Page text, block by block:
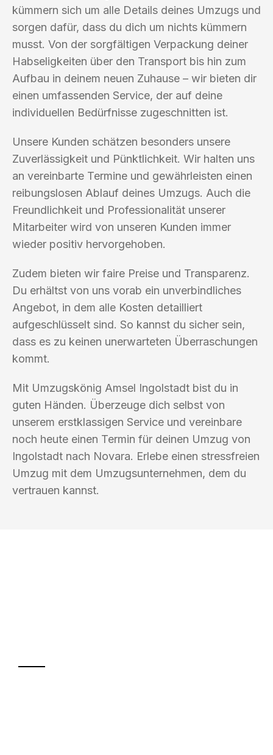
kümmern sich um alle Details deines Umzugs und
sorgen dafür, dass du dich um nichts kümmern
musst. Von der sorgfältigen Verpackung deiner
Habseligkeiten über den Transport bis hin zum
Aufbau in deinem neuen Zuhause – wir bieten dir
einen umfassenden Service, der auf deine
individuellen Bedürfnisse zugeschnitten ist.
Unsere Kunden schätzen besonders unsere
Zuverlässigkeit und Pünktlichkeit. Wir halten uns
an vereinbarte Termine und gewährleisten einen
reibungslosen Ablauf deines Umzugs. Auch die
Freundlichkeit und Professionalität unserer
Mitarbeiter wird von unseren Kunden immer
wieder positiv hervorgehoben.
Zudem bieten wir faire Preise und Transparenz.
Du erhältst von uns vorab ein unverbindliches
Angebot, in dem alle Kosten detailliert
aufgeschlüsselt sind. So kannst du sicher sein,
dass es zu keinen unerwarteten Überraschungen
kommt.
Mit Umzugskönig Amsel Ingolstadt bist du in
guten Händen. Überzeuge dich selbst von
unserem erstklassigen Service und vereinbare
noch heute einen Termin für deinen Umzug von
Ingolstadt nach Novara. Erlebe einen stressfreien
Umzug mit dem Umzugsunternehmen, dem du
vertrauen kannst.